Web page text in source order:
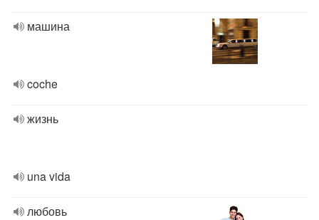
машина
coche
жизнь
una vida
любовь